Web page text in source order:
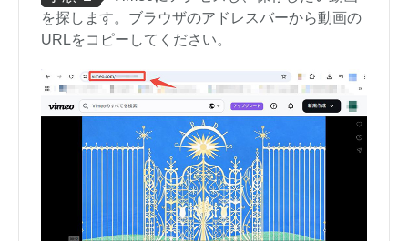
を探します。ブラウザのアドレスバーから動画の
URLをコピーしてください。